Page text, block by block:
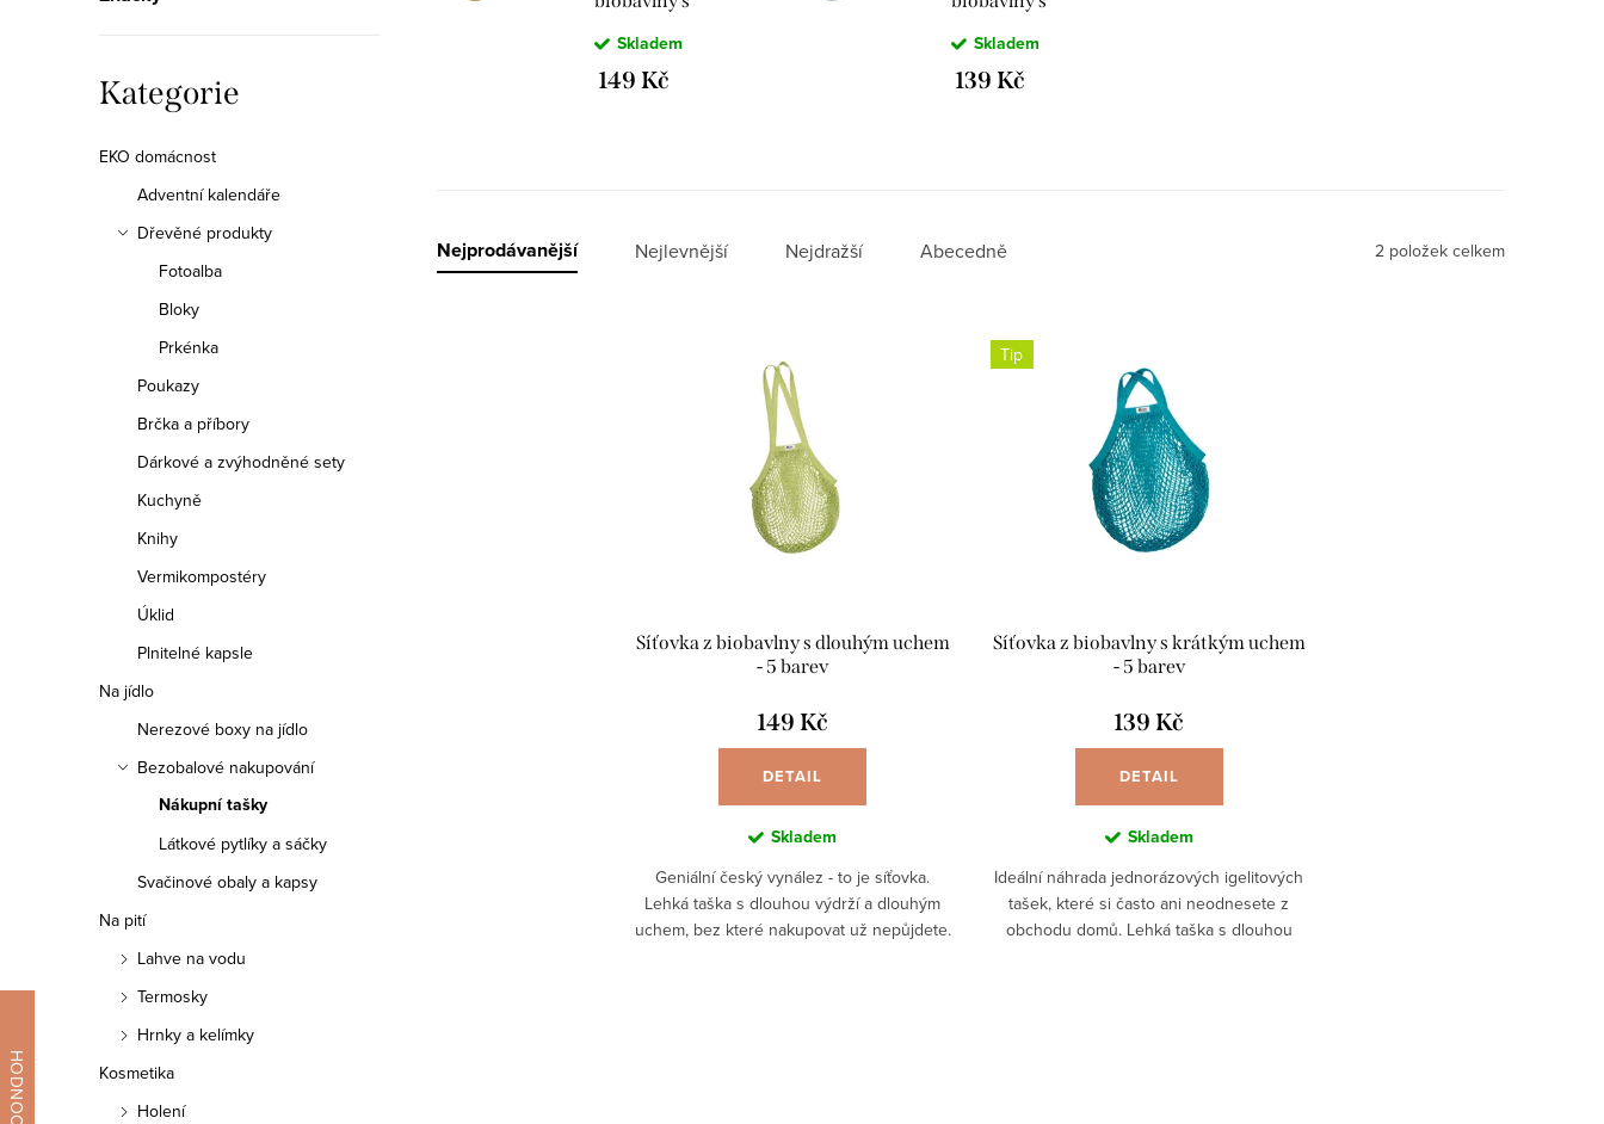
p
n
Přeskočit
kategorie
Kategorie
EKO domácnost
Adventní kalendáře
Dřevěné produkty
Fotoalba
Bloky
Prkénka
Poukazy
Brčka a příbory
Dárkové a zvýhodněné sety
Kuchyně
Knihy
Vermikompostéry
Úklid
Plnitelné kapsle
Na jídlo
Nerezové boxy na jídlo
Bezobalové nakupování
Nákupní tašky
Látkové pytlíky a sáčky
Svačinové obaly a kapsy
Na pití
Lahve na vodu
Termosky
Hrnky a kelímky
Kosmetika
Holení
5 barev
Skladem
149 Kč
5 barev
Skladem
139 Kč
Ř
Nejprodávanější Nejlevnější Nejdražší Abecedně 2 položek celkem
Síťovka z biobavlny s dlouhým uchem
- 5 barev
149 Kč
DETAIL
Skladem
Geniální český vynález - to je síťovka.
Lehká taška s dlouhou výdrží a dlouhým
uchem, bez které nakupovat už nepůjdete.
Tip
Síťovka z biobavlny s krátkým uchem
- 5 barev
139 Kč
DETAIL
Skladem
Ideální náhrada jednorázových igelitových
tašek, které si často ani neodnesete z
obchodu domů. Lehká taška s dlouhou